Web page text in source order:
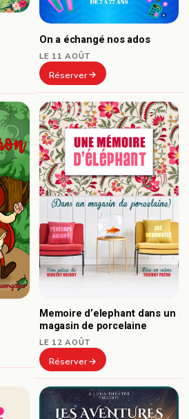
On a échangé nos ados
LE 11 AOÛT
Réserver
Memoire d’elephant dans un
magasin de porcelaine
LE 12 AOÛT
Réserver